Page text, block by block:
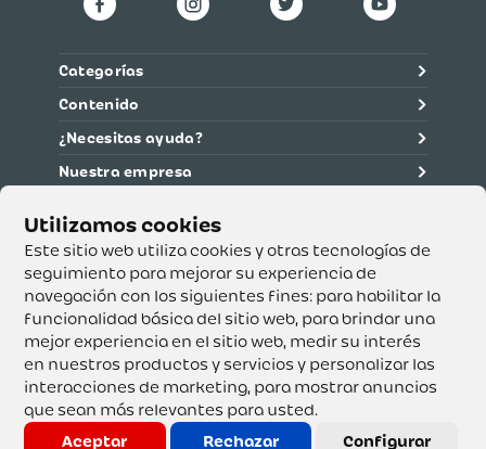
Este sitio web utiliza cookies y otras tecnologías de
seguimiento para mejorar su experiencia de
navegación con los siguientes fines: para habilitar la
funcionalidad básica del sitio web, para brindar una
mejor experiencia en el sitio web, medir su interés
en nuestros productos y servicios y personalizar las
interacciones de marketing, para mostrar anuncios
que sean más relevantes para usted.
Aceptar
Rechazar Configurar
Categorías
Contenido
¿Necesitas ayuda?
Nuestra empresa
Supertiendas y Drogería Olímpica S.A. - Nit 890.107.487 -
Dirección de notificación: Calle 53 No. 46-192 local 3-01
Teléfono: 3232540999 - Correo:
servicioalcliente@olimpica.com.co
Copyright o Actualización 2023 OLÍMPICA S.A. Derechos
Reservados.